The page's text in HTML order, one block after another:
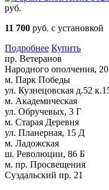
руб.
11 700 руб. с установкой
Подробнее Купить
пр. Ветеранов
Народного ополчения,
м. Парк Победы
ул. Кузнецовская д.52
м. Академическая
ул. Обручевых, 3 Г
м. Старая Деревня
ул. Планерная, 15 Д
м. Ладожская
ш. Революции, 86 Б
м. пр. Просвещения
Суздальский пр. 21